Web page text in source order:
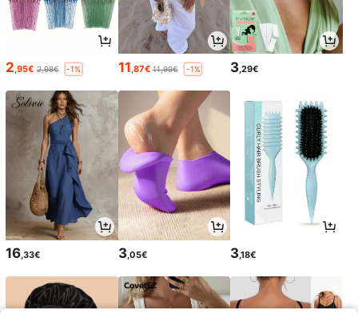
2 ,95€ 2,98€ -1% 11 ,87€ 11,99€ -1% 3 ,29€
16 ,33€ 3,05€ 3,18€